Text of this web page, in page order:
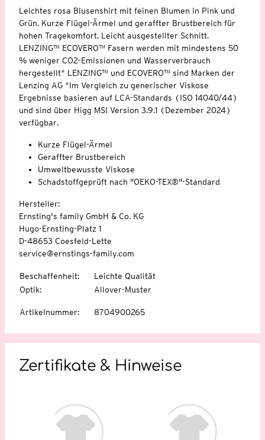
Leichtes rosa Blusenshirt mit feinen Blumen in Pink und
Grün. Kurze Flügel-Ärmel und geraffter Brustbereich für
hohen Tragekomfort. Leicht ausgestellter Schnitt.
LENZING™ ECOVERO™ Fasern werden mit mindestens 50
% weniger CO2-Emissionen und Wasserverbrauch
hergestellt* LENZING™ und ECOVERO™ sind Marken der
Lenzing AG *Im Vergleich zu generischer Viskose
Ergebnisse basieren auf LCA-Standards (ISO 14040/44)
und sind über Higg MSI Version 3.9.1 (Dezember 2024)
verfügbar.
Kurze Flügel-Ärmel
Geraffter Brustbereich
Umweltbewusste Viskose
Schadstoffgeprüft nach "OEKO-TEX®"-Standard
Hersteller:
Ernsting's family GmbH & Co. KG
Hugo-Ernsting-Platz 1
D-48653 Coesfeld-Lette
service@ernstings-family.com
Beschaffenheit:
Leichte Qualität
Optik: Allover-Muster
Artikelnummer: 8704900265
Zertifikate & Hinweise